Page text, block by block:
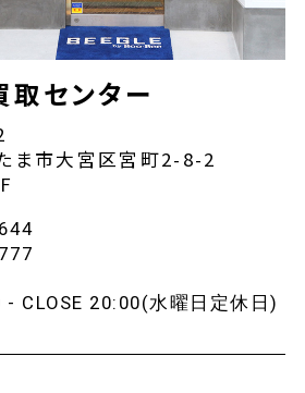
取センター
ま市大宮区宮町2-8-2
- CLOSE 20:00(水曜日定休日)